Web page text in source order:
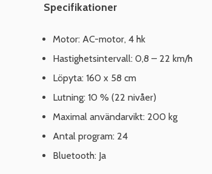
Specifikationer
Motor: AC-motor, 4 hk
Hastighetsintervall: 0,8 – 22 km/h
Löpyta: 160 x 58 cm
Lutning: 10 % (22 nivåer)
Maximal användarvikt: 200 kg
Antal program: 24
Bluetooth: Ja